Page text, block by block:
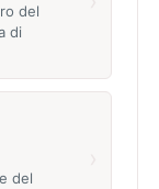
del
di
del